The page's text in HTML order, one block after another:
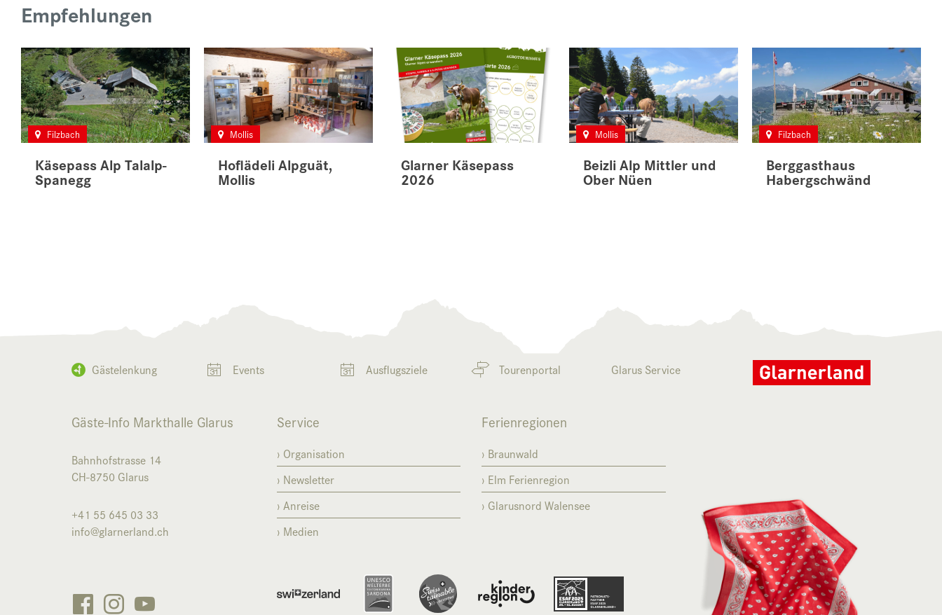
Empfehlungen
Käsepass Alp Talalp-
Spanegg
Filzbach
Hoflädeli Alpguät,
Mollis
Mollis
Glarner Käsepass
2026
Beizli Alp Mittler und
Ober Nüen
Mollis
Berggasthaus
Habergschwänd
Filzbach
Gästelenkung Events Ausflugsziele Tourenportal Glarus Service
Gäste-Info Markthalle Glarus
Bahnhofstrasse 14
CH-8750 Glarus
+41 55 645 03 33
info@glarnerland.ch
Service
Organisation
Newsletter
Anreise
Medien
Ferienregionen
Braunwald
Elm Ferienregion
Glarusnord Walensee
  